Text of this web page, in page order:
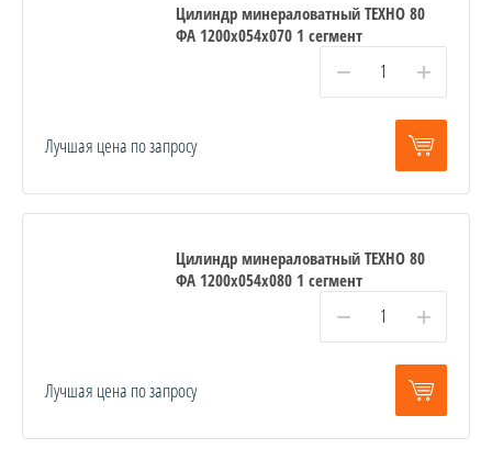
Цилиндр минераловатный ТЕХНО 80
ФА 1200x054x070 1 сегмент
− +
Лучшая цена по запросу
Цилиндр минераловатный ТЕХНО 80
ФА 1200x054x080 1 сегмент
− +
Лучшая цена по запросу